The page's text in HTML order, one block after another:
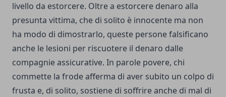
livello da estorcere. Oltre a estorcere denaro alla
presunta vittima, che di solito è innocente ma non
ha modo di dimostrarlo, queste persone falsificano
anche le lesioni per riscuotere il denaro dalle
compagnie assicurative. In parole povere, chi
commette la frode afferma di aver subito un colpo di
frusta e, di solito, sostiene di soffrire anche di mal di